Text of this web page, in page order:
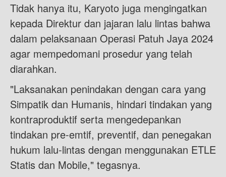
Tidak hanya itu, Karyoto juga mengingatkan
kepada Direktur dan jajaran lalu lintas bahwa
dalam pelaksanaan Operasi Patuh Jaya 2024
agar mempedomani prosedur yang telah
diarahkan.
"Laksanakan penindakan dengan cara yang
Simpatik dan Humanis, hindari tindakan yang
kontraproduktif serta mengedepankan
tindakan pre-emtif, preventif, dan penegakan
hukum lalu-lintas dengan menggunakan ETLE
Statis dan Mobile," tegasnya.